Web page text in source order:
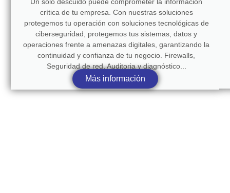
crítica de tu empresa. Con nuestras soluciones
protegemos tu operación con soluciones tecnológicas de
ciberseguridad, protegemos tus sistemas, datos y
operaciones frente a amenazas digitales, garantizando la
continuidad y confianza de tu negocio. Firewalls,
Seguridad de red, Auditoria y diagnóstico...
Más información